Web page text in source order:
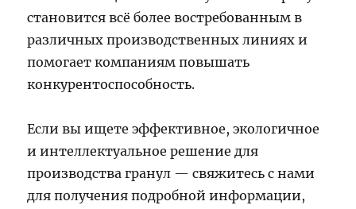
становится всё более востребованным в
различных производственных линиях и
помогает компаниям повышать
конкурентоспособность.
Если вы ищете эффективное, экологичное
и интеллектуальное решение для
производства гранул — свяжитесь с нами
для получения подробной информации,